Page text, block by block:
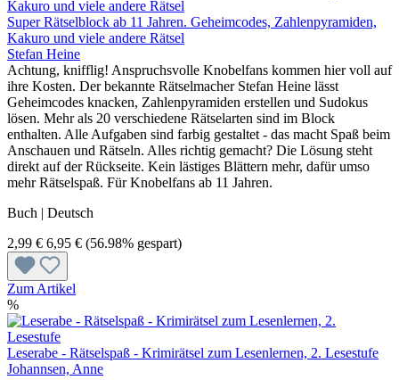
Super Rätselblock ab 11 Jahren. Geheimcodes, Zahlenpyramiden,
Kakuro und viele andere Rätsel
Stefan Heine
Achtung, knifflig! Anspruchsvolle Knobelfans kommen hier voll auf
ihre Kosten. Der bekannte Rätselmacher Stefan Heine lässt
Geheimcodes knacken, Zahlenpyramiden erstellen und Sudokus
lösen. Mehr als 20 verschiedene Rätselarten sind im Block
enthalten. Alle Aufgaben sind farbig gestaltet - das macht Spaß beim
Anschauen und Rätseln. Alles richtig gemacht? Die Lösung steht
direkt auf der Rückseite. Kein lästiges Blättern mehr, dafür umso
mehr Rätselspaß. Für Knobelfans ab 11 Jahren.
Buch | Deutsch
2,99 € 6,95 € (56.98% gespart)
Zum Artikel
%
Leserabe - Rätselspaß - Krimirätsel zum Lesenlernen, 2. Lesestufe
Johannsen, Anne